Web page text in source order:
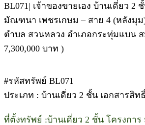
BL071| เจ้าของขายเอง บ้านเดี่ยว 2
มัณฑนา เพชรเกษม – สาย 4 (หลังมุ
ตำบล สวนหลวง อำเภอกระทุ่มแบน
7,300,000 บาท )
#รหัสทรัพย์ BL071
ประเภท : บ้านเดี่ยว 2 ชั้น เอกสารสิ
ที่ตั้งทรัพย์ :บ้านเดี่ยว 2 ชั้น โครงกา